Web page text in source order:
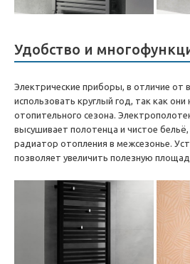
Удобство и
Электрические приборы, в отличие от
использовать круглый год, так как они
отопительного сезона.
высушивает полотенца и чистое
радиатор отопления в межсезонье.
позволяет увеличить полезную